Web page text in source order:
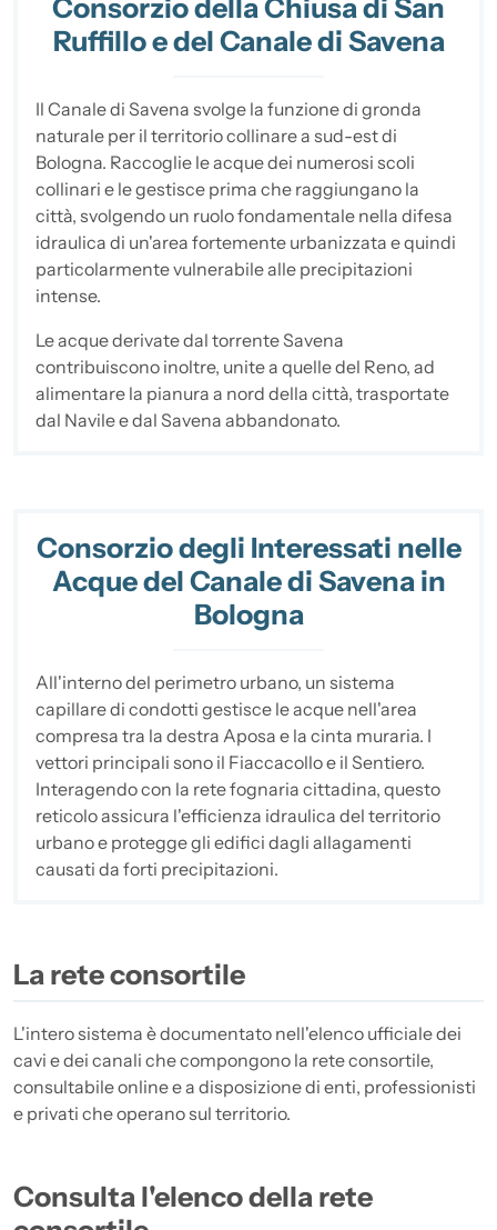
Consorzio della Chiusa di San
Ruffillo e del Canale di Savena
Il Canale di Savena svolge la funzione di gronda
naturale per il territorio collinare a sud-est di
Bologna. Raccoglie le acque dei numerosi scoli
collinari e le gestisce prima che raggiungano la
città, svolgendo un ruolo fondamentale nella difesa
idraulica di un'area fortemente urbanizzata e quindi
particolarmente vulnerabile alle precipitazioni
intense.
Le acque derivate dal torrente Savena
contribuiscono inoltre, unite a quelle del Reno, ad
alimentare la pianura a nord della città, trasportate
dal Navile e dal Savena abbandonato.
Consorzio degli Interessati nelle
Acque del Canale di Savena in
Bologna
All'interno del perimetro urbano, un sistema
capillare di condotti gestisce le acque nell'area
compresa tra la destra Aposa e la cinta muraria. I
vettori principali sono il Fiaccacollo e il Sentiero.
Interagendo con la rete fognaria cittadina, questo
reticolo assicura l'efficienza idraulica del territorio
urbano e protegge gli edifici dagli allagamenti
causati da forti precipitazioni.
La rete consortile
L'intero sistema è documentato nell'elenco ufficiale dei
cavi e dei canali che compongono la rete consortile,
consultabile online e a disposizione di enti, professionisti
e privati che operano sul territorio.
Consulta l'elenco della rete